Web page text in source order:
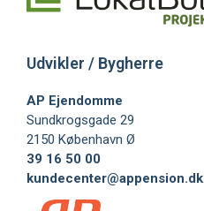
Udvikler / Bygherre
AP Ejendomme​
Sundkrogsgade 29
2150 København Ø
39 16 50 00
kundecenter@appension.dk